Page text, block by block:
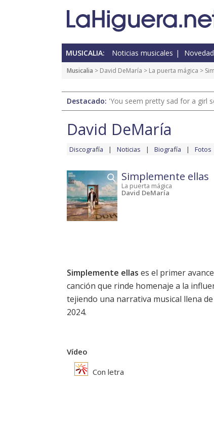
MUSICALIA: Noticias musicales
Musicalia > David DeMaría > La puerta mágica >
Destacado: 'You seem pretty sad for a girl
David DeMaría
Discografía Noticias Biografía Fotos
Simplemente ellas
La puerta mágica
David DeMaría
Simplemente ellas es el primer
canción que rinde homenaje a la
tejiendo una narrativa musical llena
2024.
Vídeo
Con letra